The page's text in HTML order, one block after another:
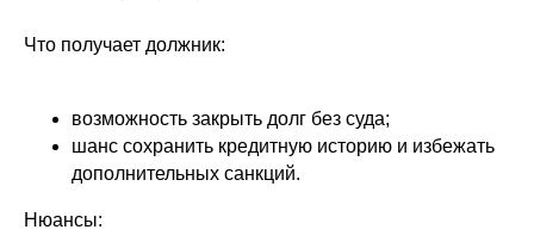
Что получает должник:
возможность закрыть долг без суда;
шанс сохранить кредитную историю и избежать
дополнительных санкций.
Нюансы: